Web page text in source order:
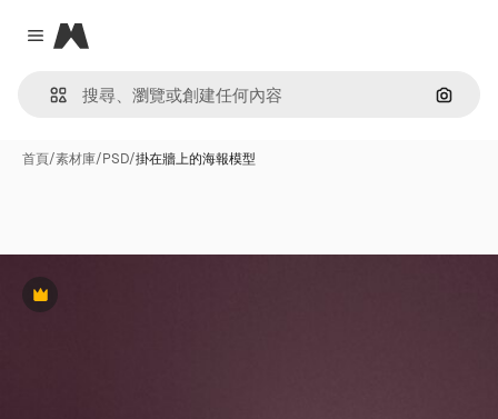
Close menu
Magnific
通過圖
首頁/素材庫/PSD/掛在牆上的海報模型
Premium